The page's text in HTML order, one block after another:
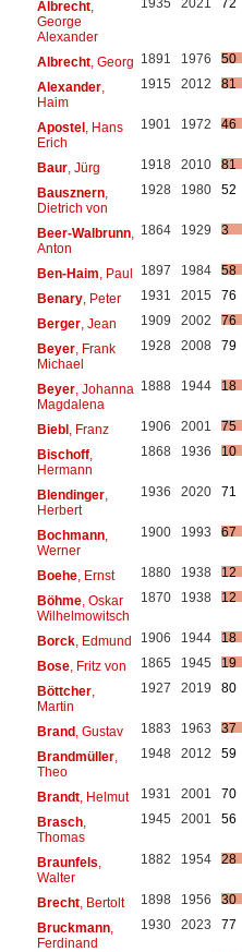
Albrecht,
George
Alexander
1935 2021 72
Albrecht, Georg 1891 1976
50
Alexander,
Haim
1915 2012 81
Apostel, Hans
Erich
1901 1972 46
Baur, Jürg 1918 2010
81
Bausznern,
Dietrich von
1928 1980 52
Beer-Walbrunn,
Anton
1864 1929 3
Ben-Haim , Paul 1897 1984
58
Benary, Peter 1931 2015
76
Berger, Jean 1909 2002
76
Beyer, Frank
Michael
1928 2008 79
Beyer, Johanna
Magdalena
1888 1944 18
Biebl, Franz 1906 2001
75
Bischoff,
Hermann
1868 1936 10
Blendinger,
Herbert
1936 2020 71
Bochmann,
Werner
1900 1993 67
Boehe, Ernst 1880 1938
12
Böhme, Oskar
Wilhelmowitsch
1870 1938 12
Borck, Edmund 1906 1944
18
Bose, Fritz von 1865 1945
19
Böttcher,
Martin
1927 2019 80
Brand, Gustav 1883 1963
37
Brandmüller,
Theo
1948 2012 59
Brandt, Helmut 1931 2001
70
Brasch,
Thomas
1945 2001 56
Braunfels
Walter
1882 1954 28
Brecht, Bertolt 1898 1956
30
Bruckmann,
Ferdinand
1930 2023 77